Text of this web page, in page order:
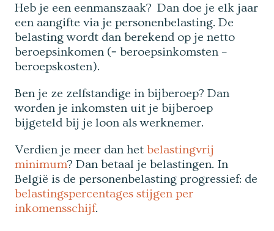
Heb je een eenmanszaak? Dan doe je elk jaar
een aangifte via je personenbelasting. De
belasting wordt dan berekend op je netto
beroepsinkomen (= beroepsinkomsten –
beroepskosten).
Ben je ze zelfstandige in bijberoep? Dan
worden je inkomsten uit je bijberoep
bijgeteld bij je loon als werknemer.
Verdien je meer dan hetbelastingvrij
minimum? Dan betaal je belastingen. In
België is de personenbelasting progressief: de
belastingspercentages stijgen per
inkomensschijf.